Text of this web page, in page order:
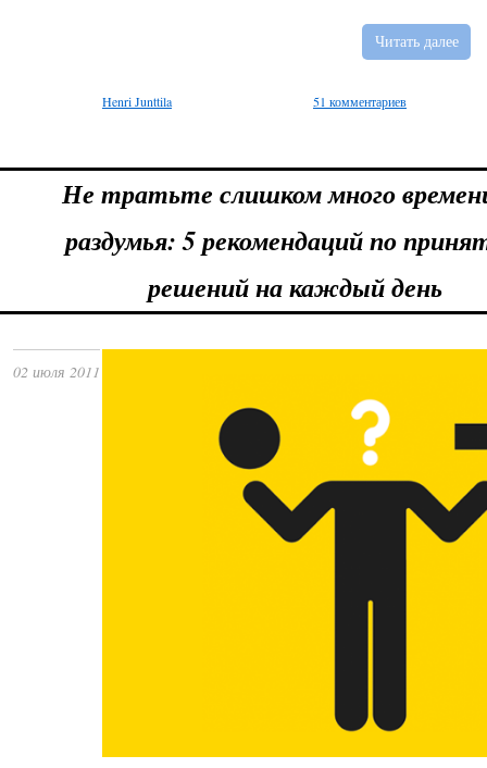
Читать далее
Henri Junttila 51 комментариев
Не тратьте слишком много
раздумья: 5 рекомендаций по
решений на каждый день
02 июля 2011